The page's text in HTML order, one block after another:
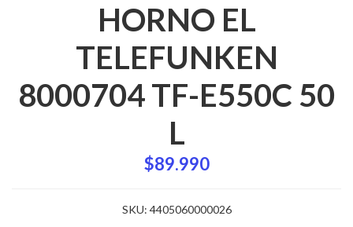
HORNO EL
TELEFUNKEN
8000704 TF-E550C 50
L
$89.990
SKU: 4405060000026